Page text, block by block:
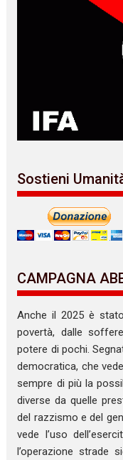
Sostieni
CAMPAGNA
Anche il 2025 è
povertà, dalle
potere di pochi.
democratica, che
sempre di più la
diverse da quelle
del razzismo e del
vede l’uso
l’operazione strade